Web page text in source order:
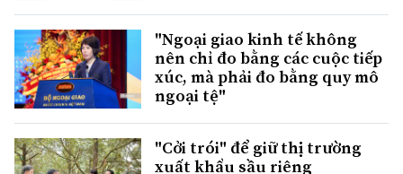
"Ngoại giao kinh tế không
nên chỉ đo bằng các cuộc tiếp
xúc, mà phải đo bằng quy mô
ngoại tệ"
"Cởi trói" để giữ thị trường
xuất khẩu sầu riêng